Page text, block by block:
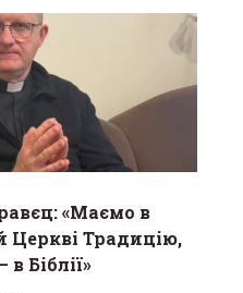
«Маємо в
Церкві Традицію,
Біблії»